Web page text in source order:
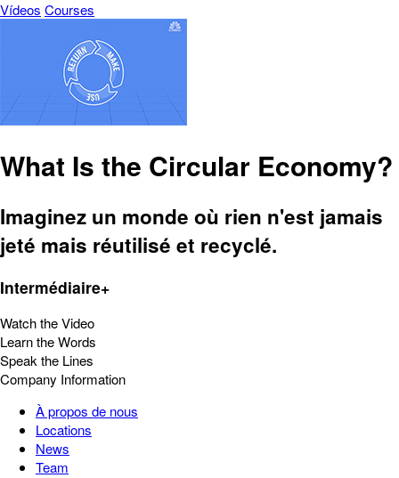
Vídeos Courses
What Is the Circular Economy?
Imaginez un monde où rien n'est jamais
jeté mais réutilisé et recyclé.
Intermédiaire+
Watch the Video
Learn the Words
Speak the Lines
Company Information
À propos de nous
Locations
News
Team